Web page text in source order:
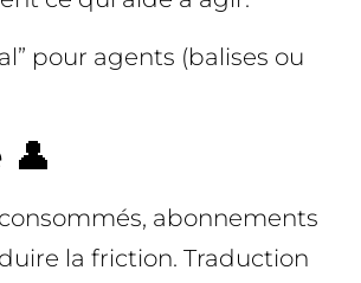
pour agents (balises ou
abonnements
la friction. Traduction